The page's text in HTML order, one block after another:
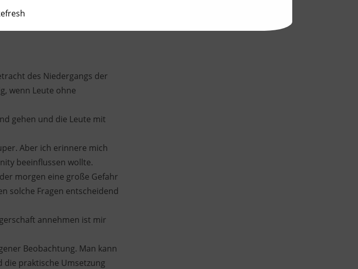
des Niedergangs der
wenn Leute ohne
gehen und die Leute mit
Aber ich erinnere mich
beeinflussen wollte.
morgen eine große Gefahr
solche Fragen entscheidend
annehmen ist mir
Beobachtung. Man kann
die praktische Umsetzung